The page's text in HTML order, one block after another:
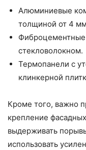
Алюминиевые
толщиной от 4
стекловолокном.
Термопанели с
клинкерной
Кроме того, важно
крепление
выдерживать
использовать